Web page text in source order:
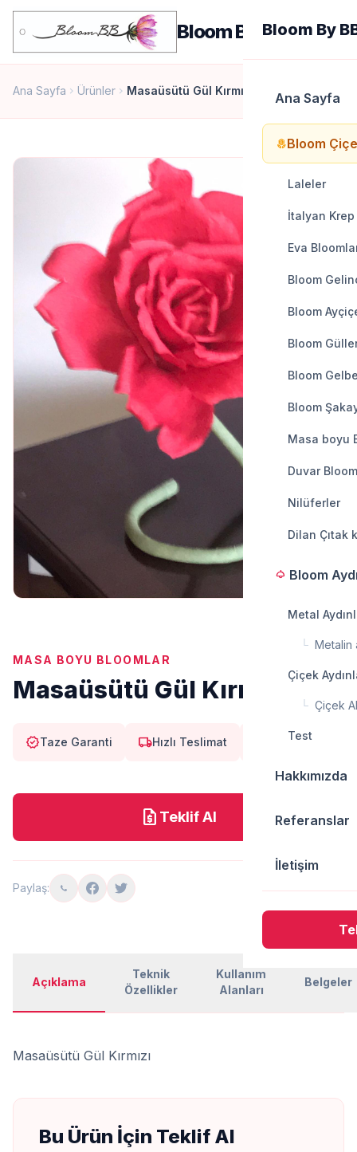
Bloom By BBBloom By
Ana Sayfa
local_floristBloom
Laleler
İtalyan
Eva
Bloom
Bloom
Bloom
Bloom
Bloom
Masa boyu
Duvar
Nilüferler
Dilan Çıtak
light Bloom
Metal
└ Metalin
Çiçek
└ Çiçek
Test
Hakkımızda
Referanslar
İletişim
Ana Sayfa chevron_right Ürünler chevron_right Masaüsütü Gül Kırmızı
MASA BOYU BLOOMLAR
Masaüsütü Gül Kırmızı
verifiedTaze Garanti local_shippingHızlı Teslimat Doğal
request_quote Teklif Al
Paylaş:
Açıklama
Teknik
Özellikler
Kullanım
Alanları
Belgeler
Masaüsütü Gül Kırmızı
Bu Ürün İçin Teklif Al